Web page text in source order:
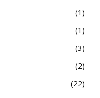
1
1
3
2
22